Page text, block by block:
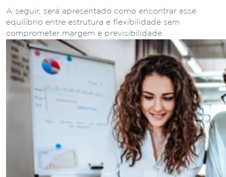
A seguir, será apresentado como encontrar esse
equilíbrio entre estrutura e flexibilidade sem
comprometer margem e previsibilidade.